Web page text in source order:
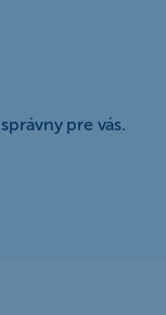
pre vás.